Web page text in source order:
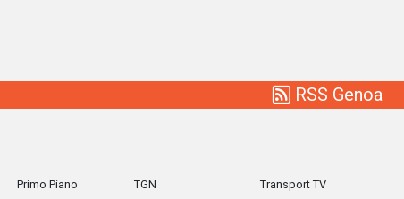
RSS Genoa
Primo Piano
TGN
Transport TV